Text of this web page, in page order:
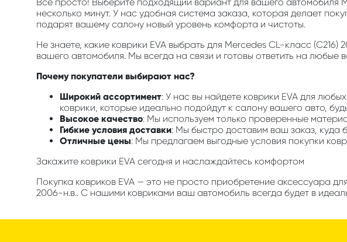
несколько минут. У нас удобная система заказа, которая делает
подарят вашему салону новый уровень комфорта и чистоты.
Не знаете, какие коврики EVA выбрать для Mercedes CL-класс
вашего автомобиля. Мы всегда на связи и готовы ответить на любые
Почему покупатели выбирают нас?
Широкий ассортимент: У нас вы найдете коврики EVA для
коврики, которые идеально подойдут к салону вашего авто,
Высокое качество: Мы используем только проверенные
Гибкие условия доставки: Мы быстро доставим ваш заказ, куда
Отличные цены: Мы предлагаем выгодные условия покупки
Закажите коврики EVA сегодня и наслаждайтесь комфортом
Покупка ковриков EVA — это не просто приобретение аксессуара
2006-н.в.. С нашими ковриками ваш автомобиль всегда будет в